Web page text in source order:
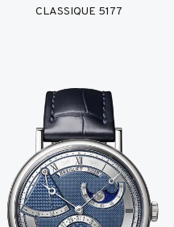
CLASSIQUE 5177